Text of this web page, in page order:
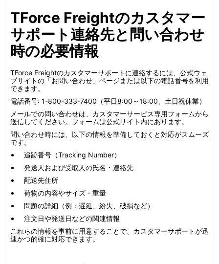
TForce Freightのカスタマー
サポート連絡先と問い合わせ
時の必要情報
TForce Freightのカスタマーサポートに連絡するには、公式ウェ
ブサイトの「お問い合わせ」ページまたは以下の電話番号を利用
できます。
電話番号: 1-800-333-7400（平日8:00～18:00、土日祝休業）
メールでの問い合わせは、カスタマーサービス専用フォームから
送信してください。フォームは公式サイト内にあります。
問い合わせ時には、以下の情報を準備しておくと対応がスムーズ
です。
追跡番号（Tracking Number）
発送人および受取人の氏名・連絡先
配送先住所
荷物の内容やサイズ・重量
問題の詳細（例：遅延、紛失、破損など）
注文日や発送日などの関連情報
これらの情報を事前に用意することで、カスタマーサポートが迅
速かつ的確に対応できます。